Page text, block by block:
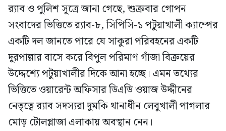
র‍্যাব ও পুলিশ সূত্রে জানা গেছে, শুক্রবার গোপন
সংবাদের ভিত্তিতে র‍্যাব-৮, সিপিসি-১ পটুয়াখালী ক্যাম্পের
একটি দল জানতে পারে যে সাকুরা পরিবহনের একটি
দূরপাল্লার বাসে করে বিপুল পরিমাণ গাঁজা বিক্রয়ের
উদ্দেশ্যে পটুয়াখালীর দিকে আনা হচ্ছে। এমন তথ্যের
ভিত্তিতে ওয়ারেন্ট অফিসার ডিএডি ওয়াজ উদ্দীনের
নেতৃত্বে র‍্যাব সদস্যরা দুমকি থানাধীন লেবুখালী পাগলার
মোড় টোলপ্লাজা এলাকায় অবস্থান নেন।